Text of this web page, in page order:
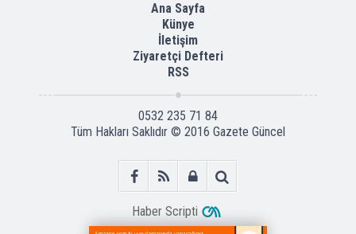
Ana Sayfa
Künye
İletişim
Ziyaretçi Defteri
RSS
0532 235 71 84
Tüm Hakları Saklıdır © 2016 Gazete Güncel
Haber Scripti